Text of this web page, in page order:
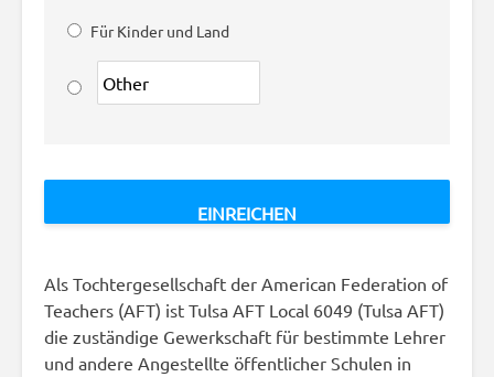
Für Kinder und Land
Als Tochtergesellschaft der American Federation of
Teachers (AFT) ist Tulsa AFT Local 6049 (Tulsa AFT)
die zuständige Gewerkschaft für bestimmte Lehrer
und andere Angestellte öffentlicher Schulen in